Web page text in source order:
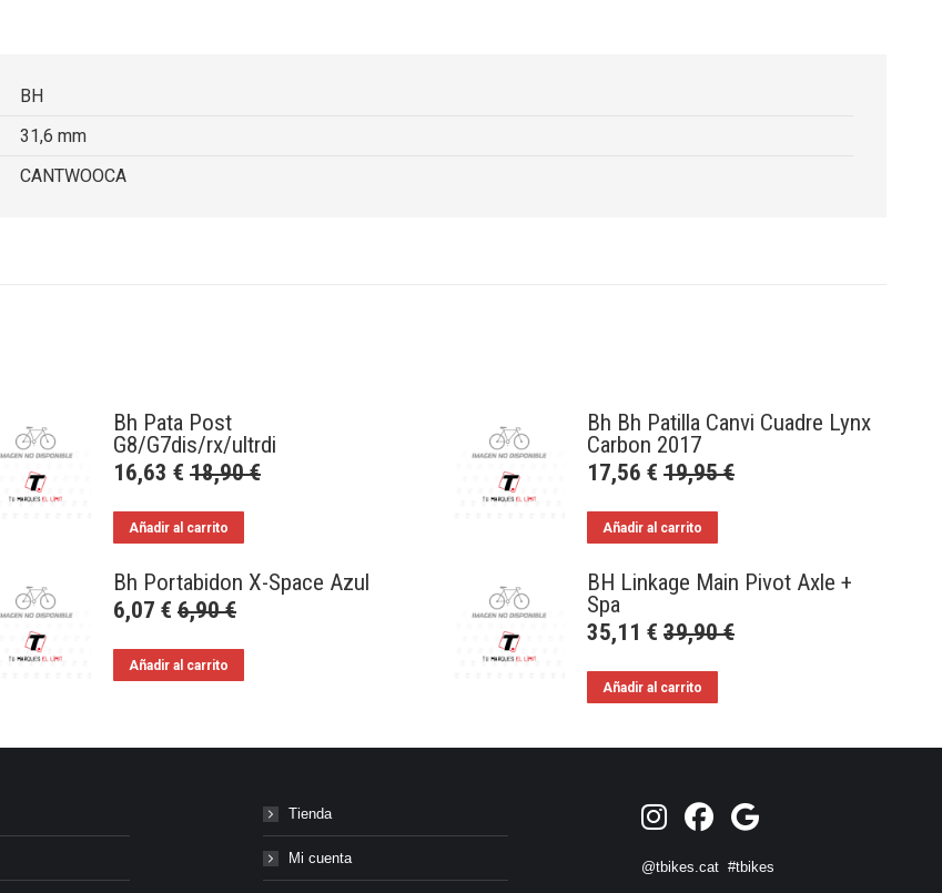
BH
31,6 mm
CANTWOOCA
Bh Pata Post
G8/G7dis/rx/ultrdi
16,63€ 18,90€
Añadir al carrito
Bh Bh Patilla Canvi Cuadre Lynx
Carbon 2017
17,56€ 19,95€
Añadir al carrito
Bh Portabidon X-Space Azul
6,07€ 6,90€
Añadir al carrito
BH Linkage Main Pivot Axle +
Spa
35,11€ 39,90€
Añadir al carrito
Tienda
Mi cuenta
@tbikes.cat #tbikes